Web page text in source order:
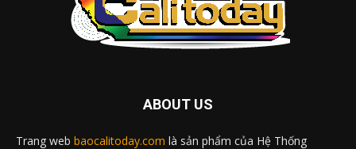
ABOUT US
Trang web baocalitoday.com là sản phẩm của Hệ Thống